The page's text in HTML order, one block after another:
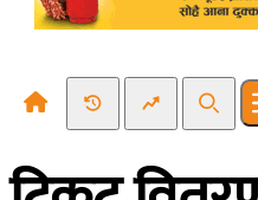
Recent NewsTrending